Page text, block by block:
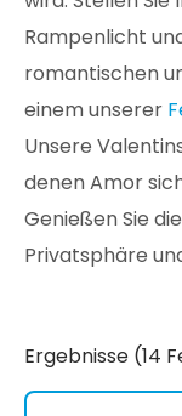
Rampenlicht
romantischen
einem unserer
Unsere
denen Amor
Genießen Sie
Privatsphäre
Ergebnisse (14